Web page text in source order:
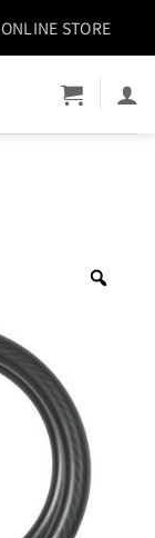
ONLINE STORE